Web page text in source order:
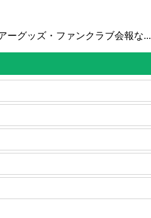
ーグッズ・ファンクラブ会報な...